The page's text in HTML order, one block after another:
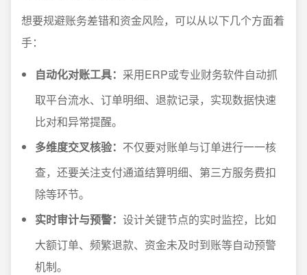
想要规避账务差错和资金风险，可以从以下几个方面着
手：
自动化对账工具： 采用ERP或专业财务软件自动抓
取平台流水、订单明细、退款记录，实现数据快速
比对和异常提醒。
多维度交叉核验： 不仅要对账单与订单进行一一核
查，还要关注支付通道结算明细、第三方服务费扣
除等环节。
实时审计与预警： 设计关键节点的实时监控，比如
大额订单、频繁退款、资金未及时到账等自动预警
机制。